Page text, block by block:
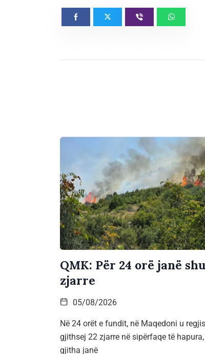
QMK: Për 24 orë janë
zjarre
05/08/2026
Në 24 orët e fundit, në Maqedoni u
gjithsej 22 zjarre në sipërfaqe të
gjitha janë